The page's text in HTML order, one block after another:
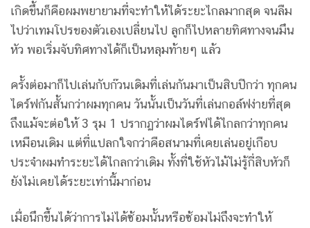
เกิดขึ้นก็คือผมพยายามที่จะทำให้ได้ระยะไกลมากสุด จนลืม
ไปว่าเทมโปรของตัวเองเปลี่ยนไป ลูกก็ไปหลายทิศทางจนมึน
หัว พอเริ่มจับทิศทางได้ก็เป็นหลุมท้ายๆ แล้ว
ครั้งต่อมาก็ไปเล่นกับก๊วนเดิมที่เล่นกันมาเป็นสิบปีกว่า ทุกคน
ไดร์ฟกันสั้นกว่าผมทุกคน วันนั้นเป็นวันที่เล่นกอล์ฟง่ายที่สุด
ถึงแม้จะต่อให้ 3 รุม 1 ปรากฏว่าผมไดร์ฟได้ไกลกว่าทุกคน
เหมือนเดิม แต่ที่แปลกใจกว่าคือสนามที่เคยเล่นอยู่เกือบ
ประจำผมทำระยะได้ไกลกว่าเดิม ทั้งที่ใช้หัวไม้ไม่รู้กี่สิบหัวก็
ยังไม่เคยได้ระยะเท่านี้มาก่อน
เมื่อนึกขึ้นได้ว่าการไม่ได้ซ้อมนั้นหรือซ้อมไม่ถึงจะทำให้